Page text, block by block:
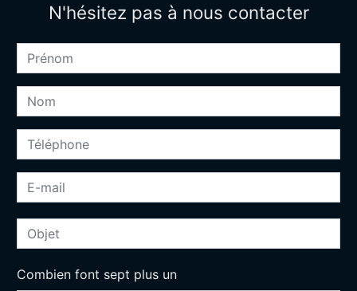
N'hésitez pas à nous contacter
Combien font sept plus un